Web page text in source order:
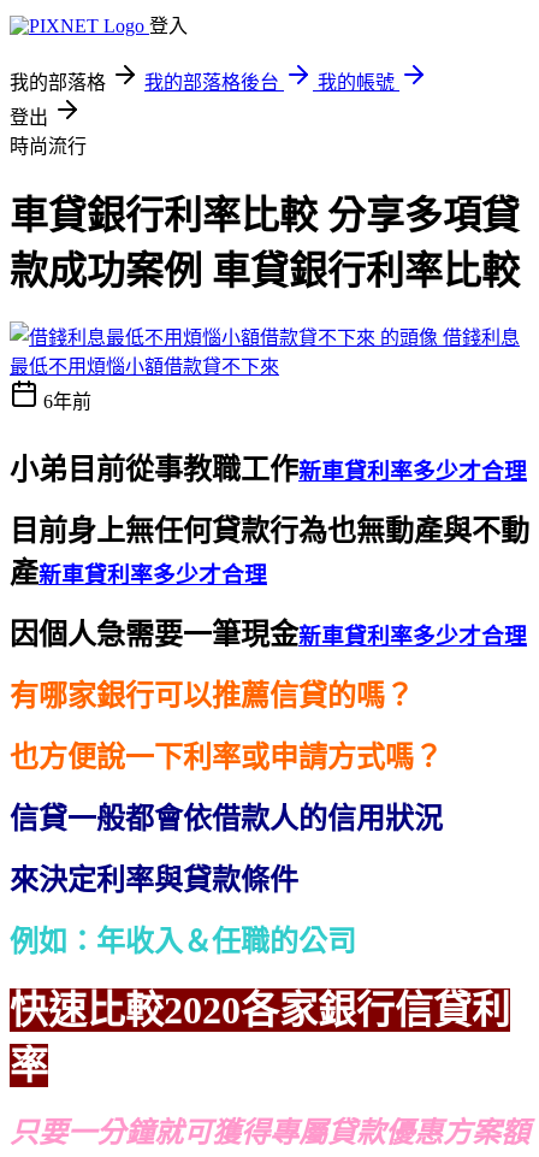
登入
我的部落格 我的部落格後台
我的帳號
登出
時尚流行
車貸銀行利率比較 分享多項貸
款成功案例 車貸銀行利率比較
借錢利息
最低不用煩惱小額借款貸不下來
6年前
小弟目前從事教職工作新車貸利率多少才合理
目前身上無任何貸款行為也無動產與不動
產新車貸利率多少才合理
因個人急需要一筆現金新車貸利率多少才合理
有哪家銀行可以推薦信貸的嗎？
也方便說一下利率或申請方式嗎？
信貸一般都會依借款人的信用狀況
來決定利率與貸款條件
例如：年收入＆任職的公司
快速比較2020各家銀行信貸利
率
只要一分鐘就可獲得專屬貸款優惠方案額